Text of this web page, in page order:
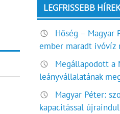
LEGFRISSEBB
Hőség – Magyar
ember maradt ivóvíz
Megállapodott a
leányvállalatának
Magyar Péter:
kapacitással